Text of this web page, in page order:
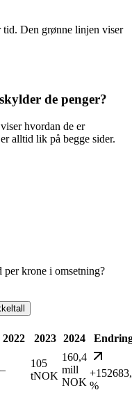
tid. Den grønne linjen viser
de penger?
hvordan de er
alltid lik på begge sider.
krone i omsetning?
2022 2023 2024
–
105
tNOK
160,4
mill
NOK %